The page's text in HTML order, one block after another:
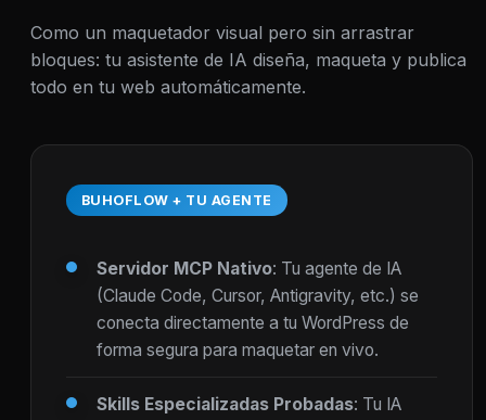
Como un maquetador visual pero sin arrastrar
bloques: tu asistente de IA diseña, maqueta y publica
todo en tu web automáticamente.
BUHOFLOW + TU AGENTE
Servidor MCP Nativo: Tu agente de IA
(Claude Code, Cursor, Antigravity, etc.) se
conecta directamente a tu WordPress de
forma segura para maquetar en vivo.
Skills Especializadas Probadas: Tu IA